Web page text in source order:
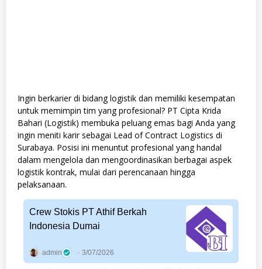
Ingin berkarier di bidang logistik dan memiliki kesempatan
untuk memimpin tim yang profesional? PT Cipta Krida
Bahari (Logistik) membuka peluang emas bagi Anda yang
ingin meniti karir sebagai Lead of Contract Logistics di
Surabaya. Posisi ini menuntut profesional yang handal
dalam mengelola dan mengoordinasikan berbagai aspek
logistik kontrak, mulai dari perencanaan hingga
pelaksanaan.
Crew Stokis PT Athif Berkah
Indonesia Dumai
admin 3/07/2026